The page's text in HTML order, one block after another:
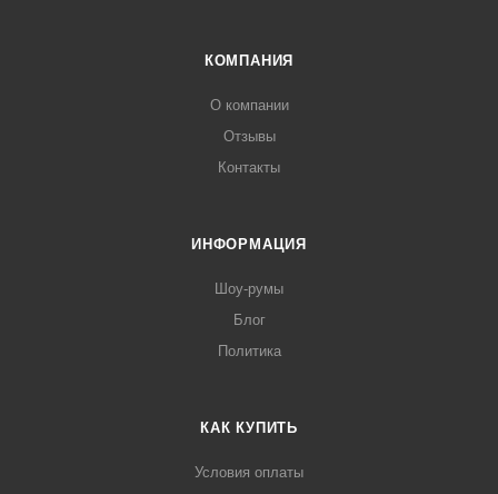
КОМПАНИЯ
О компании
Отзывы
Контакты
ИНФОРМАЦИЯ
Шоу-румы
Блог
Политика
КАК КУПИТЬ
Условия оплаты